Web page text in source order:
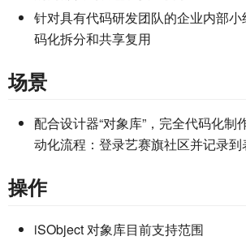
针对具有代码研发团队的企业内部
码化拆分和共享复用
场景
配合设计器“对象库”，完全代码化制
动化流程：登录艺赛旗社区并记录到
操作
iSObject 对象库目前支持范围